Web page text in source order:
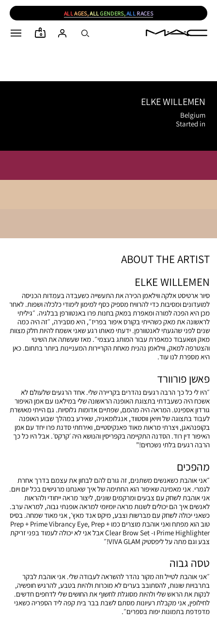
ALLAGES,ALLGENDERS,ALL RACES
0
ELKE WILLEMEN
Belgium
Started in
ABOUT THE ARTIST
ELKE WILLEMEN
סיור ארטיסט אלקה ווילאמן הכירה את התעשייה כשעבדה בעמדות הכניסה
למועדונים ומסיבות כדי להרוויח מספיק כסף למימון לימודי כלכלה ושפות. לאחר
מכן היא הפכה למורה ומאפרת במאק בחנות פרו באנטוורפן בבלגיה. ״גיליתי
לראשונה את מאק כשהייתי בקורס איפור בפריז״, היא מסבירה, ״זה היה כמה
שנים לפני שהגעתי לאנטוורפן. ידעתי מאותו רגע שאני אשמח להיות חלק מצוות
מאק ושאעבוד כמאפרת עבור המותג בעצמי״. מאז שעשתה את השינוי
והצטרפה למאק, ווילאמן נהנית מאחת הקריירות המעניינות ביותר בתחום. כאן
היא מספרת לנו עוד.
פאשן פורוורד
״היו לי כל כך הרבה רגעים נהדרים בקריירה שלי. אחד הרגעים שלעולם לא
אשכח היה כשעבדתי בתצוגת האופנה הראשונה שלי במילאנו עם אמן האיפור
גורדון אספינט. המראה היה מהמם, שפתיים אדומות גלוסיות. גם הייתי מאושרת
לעבוד בתצוגה של ויויאן ווסטווד, אנגלומאניה, שאירע במהלך שבוע האופנה
בקופנהאגן, ויצרתי מראות מאוד פאנקיסטיים, ואירחתי סדנת פרו יחד עם אמן
האיפור דין רוד. הסדנה התקיימה בקפריסין והנושא היה ׳קרקס׳. אבל היו כל כך
הרבה רגעים בלתי נשכחים!"
מהפכים
״אני אוהבת כשאנשים משתנים, זה גורם להם לבחון את עצמם בדרך אחרת
לגמרי. אני מאמינה שאיפור הוא החתימה של איך שאנחנו מרגישים בכל יום ויום.
אני אוהבת לשחק עם צבעים ומרקמים שונים, ליצור מראה ייחודי ולהראות
לאנשים איך הם יכולים לשנות מראה יומיומי למראה אופנתי גבוה, למראה ערב.
כשאני יכולה לשחק עם מברשות וצבע, מיקס אנד מאץ׳, אני מאוד שמחה. בסיס
טוב הוא מפתח ואני אוהבת מוצרים כמו Prep + Prime Vibrancy Eye, Prep +
Prime Highlighter ו- Clear Brow Set אבל אני לא יכולה לעמוד בפני זריקת
צבע וגם מתה על ליפסטיק VIVA GLAM!״
טסה גבוה
״אני אוהבת לטייל וזה מקור נהדר להשראה לעבודה שלי. אני אוהבת לבקר
בתרבויות שונות, להסתובב בערים לא מוכרות ולהיות בטבע, להרגיש חופשיה,
לנקות את הראש שלי ולהיות מסוגלת לחשוף את החושים שלי לדחפים חדשים.
לחילופין, אני מקבלת רעיונות מסתם לשבת בבר בית קפה ליד הספריה כשאני
מדפדפת בתמונות יפות בספרים״.